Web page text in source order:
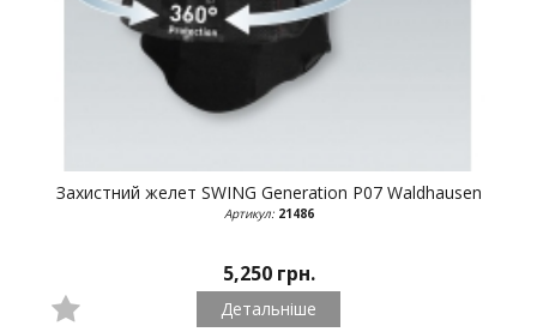
Захистний желет SWING Generation P07 Waldhausen
Артикул:21486
5,250 грн.
Детальніше